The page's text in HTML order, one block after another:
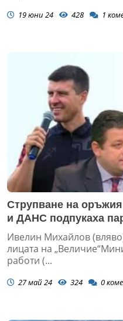
19 юни 24 428 1
Струпване на
и ДАНС подпукаха
Ивелин Михайлов
лицата на
работи (...
27 май 24 324 0